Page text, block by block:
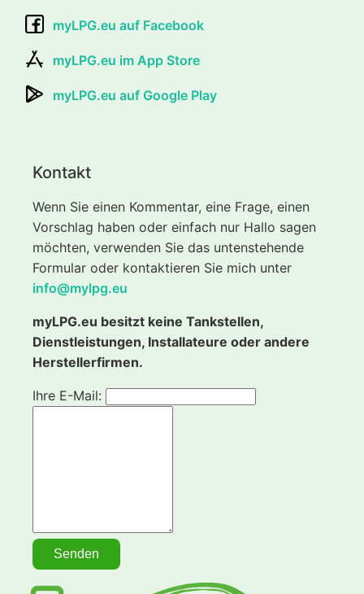
myLPG.eu auf Facebook
myLPG.eu im App Store
myLPG.eu auf Google Play
Kontakt
Wenn Sie einen Kommentar, eine Frage, einen
Vorschlag haben oder einfach nur Hallo sagen
möchten, verwenden Sie das untenstehende
Formular oder kontaktieren Sie mich unter
info@mylpg.eu
myLPG.eu besitzt keine Tankstellen,
Dienstleistungen, Installateure oder andere
Herstellerfirmen.
Ihre E-Mail: